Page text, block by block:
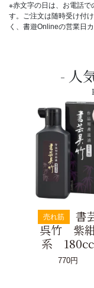
※赤文字の日は、お電話で
す。ご注文は随時受け付
く、書遊Onlineの営業日
人
売れ筋
書
呉竹 紫
系 180cc
770円